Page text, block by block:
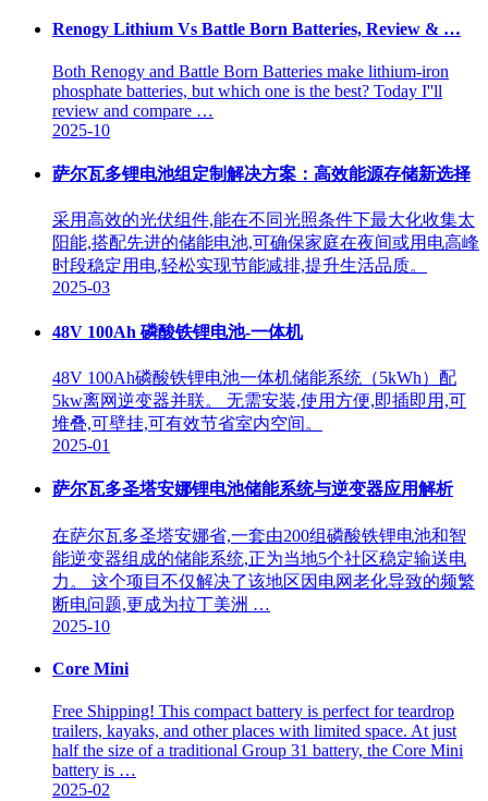
Renogy Lithium Vs Battle Born Batteries, Review & …
Both Renogy and Battle Born Batteries make lithium-iron
phosphate batteries, but which one is the best? Today I''ll
review and compare …
2025-10
萨尔瓦多锂电池组定制解决方案：高效能源存储新选择
采用高效的光伏组件,能在不同光照条件下最大化收集太
阳能,搭配先进的储能电池,可确保家庭在夜间或用电高峰
时段稳定用电,轻松实现节能减排,提升生活品质。
2025-03
48V 100Ah 磷酸铁锂电池-一体机
48V 100Ah磷酸铁锂电池一体机储能系统（5kWh）配
5kw离网逆变器并联。 无需安装,使用方便,即插即用,可
堆叠,可壁挂,可有效节省室内空间。
2025-01
萨尔瓦多圣塔安娜锂电池储能系统与逆变器应用解析
在萨尔瓦多圣塔安娜省,一套由200组磷酸铁锂电池和智
能逆变器组成的储能系统,正为当地5个社区稳定输送电
力。 这个项目不仅解决了该地区因电网老化导致的频繁
断电问题,更成为拉丁美洲 …
2025-10
Core Mini
Free Shipping! This compact battery is perfect for teardrop
trailers, kayaks, and other places with limited space. At just
half the size of a traditional Group 31 battery, the Core Mini
battery is …
2025-02